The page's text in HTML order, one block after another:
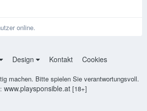
online.
Design Kontakt Cookies
machen. Bitte spielen Sie verantwortungsvoll.
www.playsponsible.at[18+]